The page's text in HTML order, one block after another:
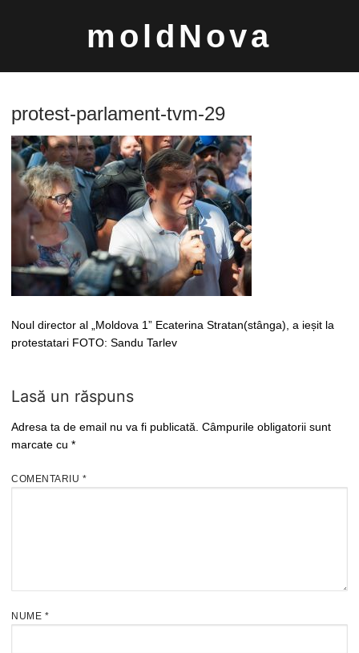
moldNova
Caută
după:
protest-parlament-tvm-29
Noul director al „Moldova 1” Ecaterina Stratan(stânga), a ieșit la
protestatari FOTO: Sandu Tarlev
Lasă un răspuns
Adresa ta de email nu va fi publicată. Câmpurile obligatorii sunt
marcate cu *
COMENTARIU *
NUME *